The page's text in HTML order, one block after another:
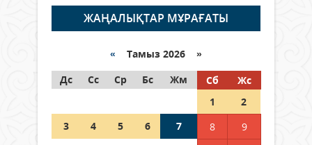
06 тамыз 2026 ж. 254
граждане Казахстана,
05 тамыз 2026 ж. 133
Шетелде жүрген Қазақстан
азаматтары қалай дауыс бере
ЖАҢАЛЫҚТАР МҰРАҒАТЫ
« Тамыз 2026 »
Дс
Сс Ср Бс Жм Сб
Жс
1
2
3
4 5 6 7 8
9